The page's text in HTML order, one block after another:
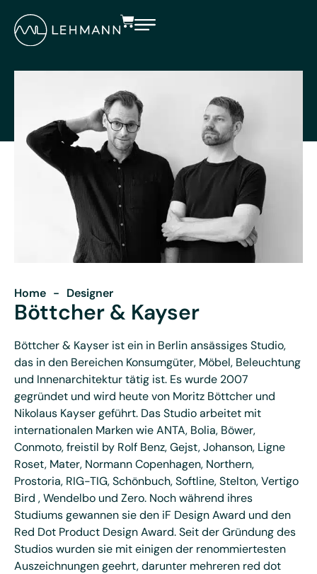
Home - Designer
Böttcher & Kayser
Böttcher & Kayser ist ein in Berlin ansässiges Studio,
das in den Bereichen Konsumgüter, Möbel, Beleuchtung
und Innenarchitektur tätig ist. Es wurde 2007
gegründet und wird heute von Moritz Böttcher und
Nikolaus Kayser geführt. Das Studio arbeitet mit
internationalen Marken wie ANTA, Bolia, Böwer,
Conmoto, freistil by Rolf Benz, Gejst, Johanson, Ligne
Roset, Mater, Normann Copenhagen, Northern,
Prostoria, RIG-TIG, Schönbuch, Softline, Stelton, Vertigo
Bird , Wendelbo und Zero. Noch während ihres
Studiums gewannen sie den iF Design Award und den
Red Dot Product Design Award. Seit der Gründung des
Studios wurden sie mit einigen der renommiertesten
Auszeichnungen geehrt, darunter mehreren red dot